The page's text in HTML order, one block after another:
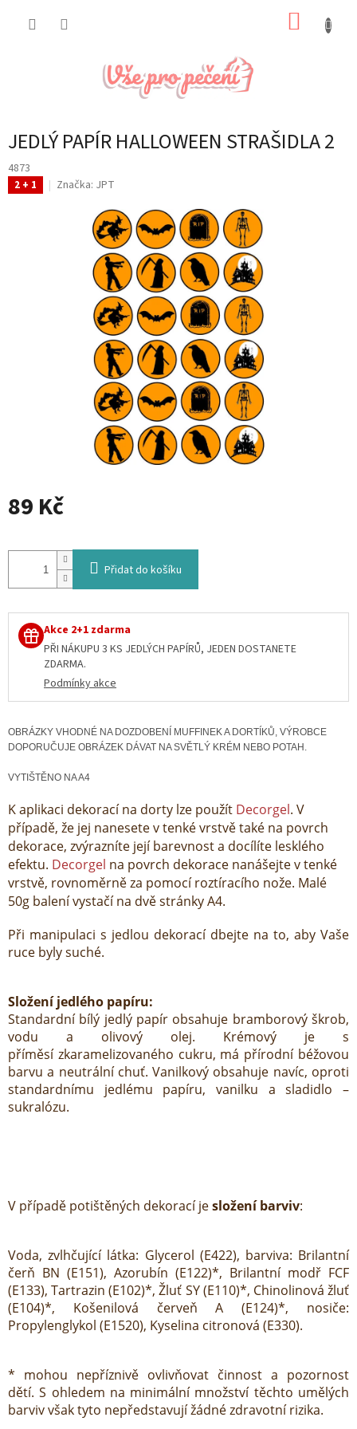
JEDLÝ PAPÍR HALLOWEEN STRAŠIDLA 2
4873
2 + 1 Značka: JPT
89 Kč
cena:
Přidat do košíku
Akce 2+1 zdarma
PŘI NÁKUPU 3 KS JEDLÝCH PAPÍRŮ, JEDEN DOSTANETE
ZDARMA.
Podmínky akce
OBRÁZKY VHODNÉ NA DOZDOBENÍ MUFFINEK A DORTÍKŮ, VÝROBCE
DOPORUČUJE OBRÁZEK DÁVAT NA SVĚTLÝ KRÉM NEBO POTAH.
VYTIŠTĚNO NA A4
K aplikaci dekorací na dorty lze použít Decorgel. V
případě, že jej nanesete v tenké vrstvě také na povrch
dekorace, zvýrazníte její barevnost a docílíte lesklého
efektu. Decorgel na povrch dekorace nanášejte v tenké
vrstvě, rovnoměrně za pomocí roztíracího nože. Malé
50g balení vystačí na dvě stránky A4.
Při manipulaci s jedlou dekorací dbejte na to, aby Vaše
ruce byly suché.
Složení jedlého papíru:
Standardní bílý jedlý papír obsahuje bramborový škrob,
vodu a olivový olej. Krémový je s
příměsí zkaramelizovaného cukru, má přírodní béžovou
barvu a neutrální chuť. Vanilkový obsahuje navíc, oproti
standardnímu jedlému papíru, vanilku a sladidlo –
sukralózu.
V případě potištěných dekorací jesložení barviv:
Voda, zvlhčující látka: Glycerol (E422), barviva: Brilantní
čerň BN (E151), Azorubín (E122)*, Brilantní modř FCF
(E133), Tartrazin (E102)*, Žluť SY (E110)*, Chinolinová žluť
(E104)*, Košenilová červeň A (E124)*, nosiče:
Propylenglykol (E1520), Kyselina citronová (E330).
* mohou nepříznivě ovlivňovat činnost a pozornost
dětí. S ohledem na minimální množství těchto umělých
barviv však tyto nepředstavují žádné zdravotní rizika.